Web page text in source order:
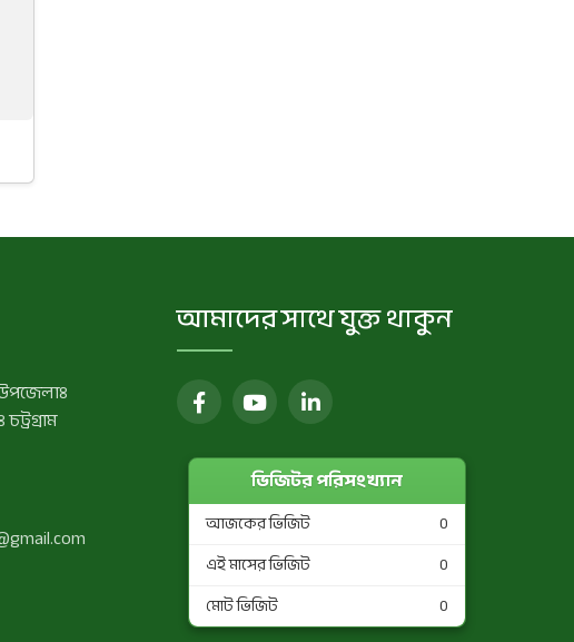
আমাদের সাথে যুক্ত থাকুন
ভিজিটর পরিসংখ্যান
আজকের ভিজিট
0
এই মাসের ভিজিট
0
মোট ভিজিট
0